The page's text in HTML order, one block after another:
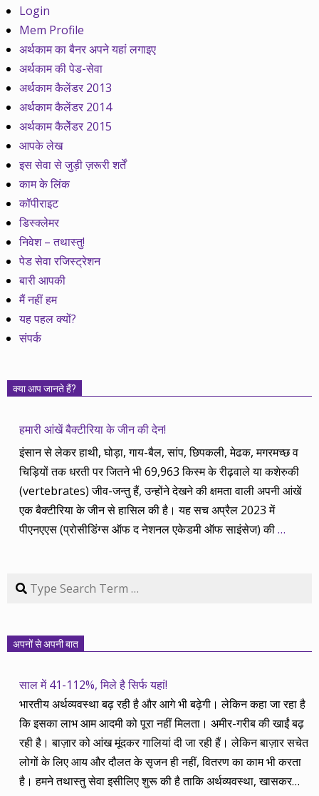
Login
Mem Profile
अर्थकाम का बैनर अपने यहां लगाइए
अर्थकाम की पेड-सेवा
अर्थकाम कैलेंडर 2013
अर्थकाम कैलेंडर 2014
अर्थकाम कैलेेंडर 2015
आपके लेख
इस सेवा से जुड़ी ज़रूरी शर्तें
काम के लिंक
कॉपीराइट
डिस्क्लेमर
निवेश – तथास्तु!
पेड सेवा रजिस्ट्रेशन
बारी आपकी
मैं नहीं हम
यह पहल क्यों?
संपर्क
क्या आप जानते हैं?
हमारी आंखें बैक्टीरिया के जीन की देन!
इंसान से लेकर हाथी, घोड़ा, गाय-बैल, सांप, छिपकली, मेढक, मगरमच्छ व
चिड़ियों तक धरती पर जितने भी 69,963 किस्म के रीढ़वाले या कशेरुकी
(vertebrates) जीव-जन्तु हैं, उन्होंने देखने की क्षमता वाली अपनी आंखें
एक बैक्टीरिया के जीन से हासिल की है। यह सच अप्रैल 2023 में
पीएनएएस (प्रोसीडिंग्स ऑफ द नेशनल एकेडमी ऑफ साइंसेज) की…
Search
अपनों से अपनी बात
साल में 41-112%, मिले है सिर्फ यहां!
भारतीय अर्थव्यवस्था बढ़ रही है और आगे भी बढ़ेगी। लेकिन कहा जा रहा है
कि इसका लाभ आम आदमी को पूरा नहीं मिलता। अमीर-गरीब की खाईं बढ़
रही है। बाज़ार को आंख मूंदकर गालियां दी जा रही हैं। लेकिन बाज़ार सचेत
लोगों के लिए आय और दौलत के सृजन ही नहीं, वितरण का काम भी करता
है। हमने तथास्तु सेवा इसीलिए शुरू की है ताकि अर्थव्यवस्था, खासकर